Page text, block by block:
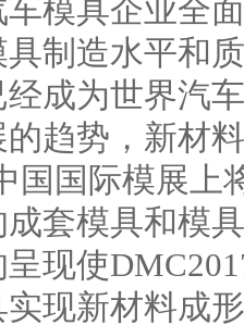
模具企业全
制造水平和
成为世界汽
趋势，新材
国国际模展上
套模具和模
现使
现新材料成